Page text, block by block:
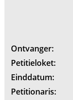
Ontvanger:
Petitieloket:
Einddatum:
Petitionaris: